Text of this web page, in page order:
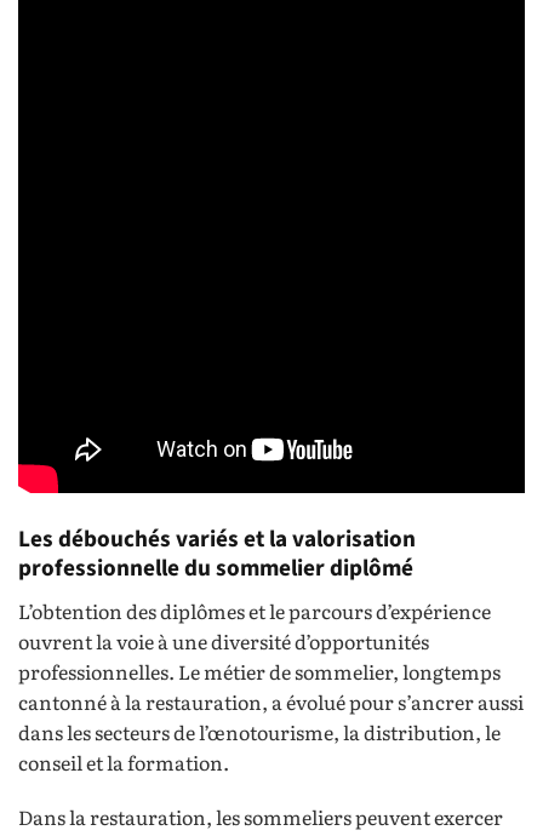
Les débouchés variés et la valorisation
professionnelle du sommelier diplômé
L’obtention des diplômes et le parcours d’expérience
ouvrent la voie à une diversité d’opportunités
professionnelles. Le métier de sommelier, longtemps
cantonné à la restauration, a évolué pour s’ancrer aussi
dans les secteurs de l’œnotourisme, la distribution, le
conseil et la formation.
Dans la restauration, les sommeliers peuvent exercer